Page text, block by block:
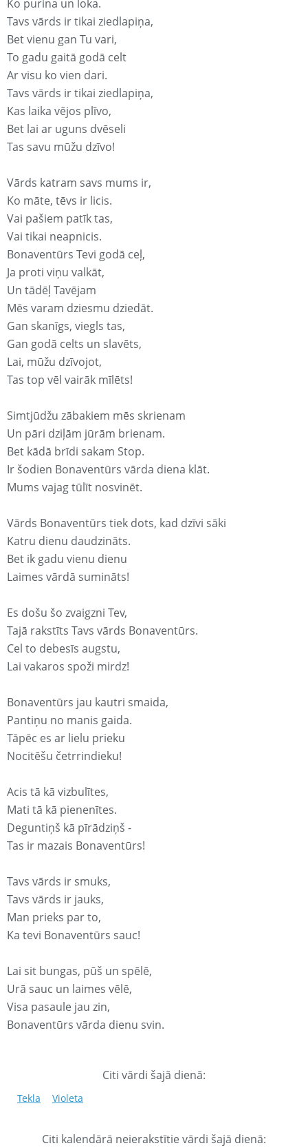
Ko purina un loka.
Tavs vārds ir tikai ziedlapiņa,
Bet vienu gan Tu vari,
To gadu gaitā godā celt
Ar visu ko vien dari.
Tavs vārds ir tikai ziedlapiņa,
Kas laika vējos plīvo,
Bet lai ar uguns dvēseli
Tas savu mūžu dzīvo!
Vārds katram savs mums ir,
Ko māte, tēvs ir licis.
Vai pašiem patīk tas,
Vai tikai neapnicis.
Bonaventūrs Tevi godā ceļ,
Ja proti viņu valkāt,
Un tādēļ Tavējam
Mēs varam dziesmu dziedāt.
Gan skanīgs, viegls tas,
Gan godā celts un slavēts,
Lai, mūžu dzīvojot,
Tas top vēl vairāk mīlēts!
Simtjūdžu zābakiem mēs skrienam
Un pāri dziļām jūrām brienam.
Bet kādā brīdi sakam Stop.
Ir šodien Bonaventūrs vārda diena klāt.
Mums vajag tūlīt nosvinēt.
Vārds Bonaventūrs tiek dots, kad dzīvi sāki
Katru dienu daudzināts.
Bet ik gadu vienu dienu
Laimes vārdā sumināts!
Es došu šo zvaigzni Tev,
Tajā rakstīts Tavs vārds Bonaventūrs.
Cel to debesīs augstu,
Lai vakaros spoži mirdz!
Bonaventūrs jau kautri smaida,
Pantiņu no manis gaida.
Tāpēc es ar lielu prieku
Nocitēšu četrrindieku!
Acis tā kā vizbulītes,
Mati tā kā pienenītes.
Deguntiņš kā pīrādziņš -
Tas ir mazais Bonaventūrs!
Tavs vārds ir smuks,
Tavs vārds ir jauks,
Man prieks par to,
Ka tevi Bonaventūrs sauc!
Lai sit bungas, pūš un spēlē,
Urā sauc un laimes vēlē,
Visa pasaule jau zin,
Bonaventūrs vārda dienu svin.
Citi vārdi šajā dienā:
Tekla Violeta
Citi kalendārā neierakstītie vārdi šajā dienā: